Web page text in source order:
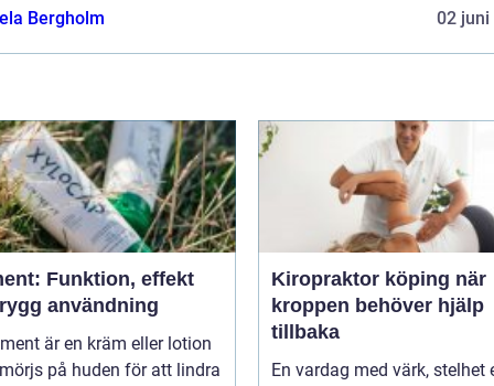
Bergholm
02 juni
Funktion, effekt
användning
är en kräm eller lotion
på huden för att lindra
Kiropraktor köping när
kroppen behöver hjälp
tillbaka
En vardag med värk, stelhet